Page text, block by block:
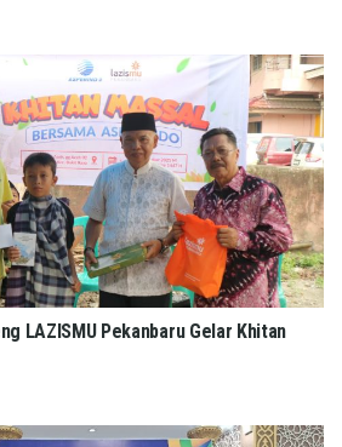
LAZISMU Pekanbaru Gelar Khitan